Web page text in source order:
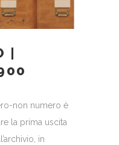
|
non numero è
la prima uscita
in